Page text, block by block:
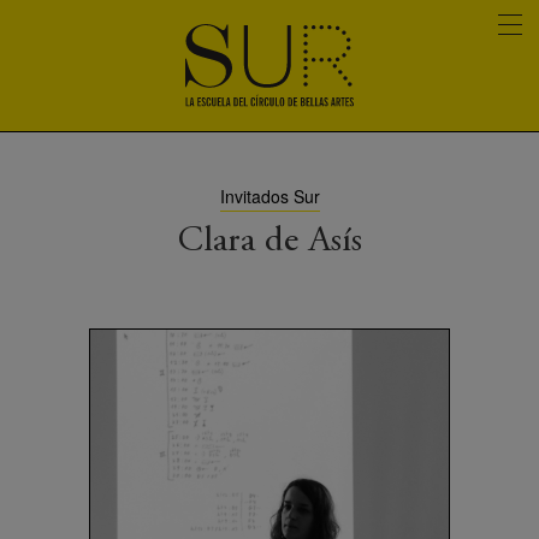
Invitados Sur
Clara de Asís